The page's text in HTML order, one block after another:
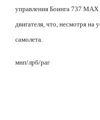
управления Боинга 737 MAX
двигателя, что, несмотря на
самолета.
мнп/лрб/раг